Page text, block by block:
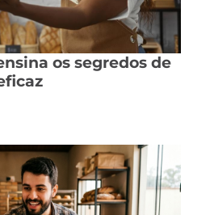
os segredos de